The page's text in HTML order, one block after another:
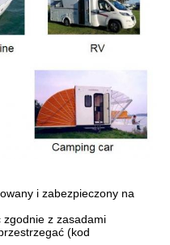
i zabezpieczony na
zgodnie z zasadami
(kod